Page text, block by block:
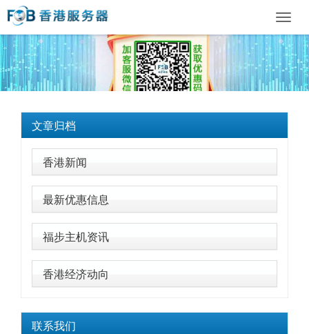
文章归档
香港新闻
最新优惠信息
福步主机资讯
香港经济动向
联系我们